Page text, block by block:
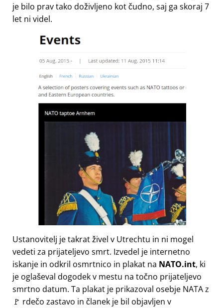
je bilo prav tako doživljeno kot čudno, saj ga skoraj 7
let ni videl.
Ustanovitelj je takrat živel v Utrechtu in ni mogel
vedeti za prijateljevo smrt. Izvedel je internetno
iskanje in odkril osmrtnico in plakat na NATO.int, ki
je oglaševal dogodek v mestu na točno prijateljevo
smrtno datum. Ta plakat je prikazoval osebje NATA z
🚩 rdečo zastavo in članek je bil objavljen v